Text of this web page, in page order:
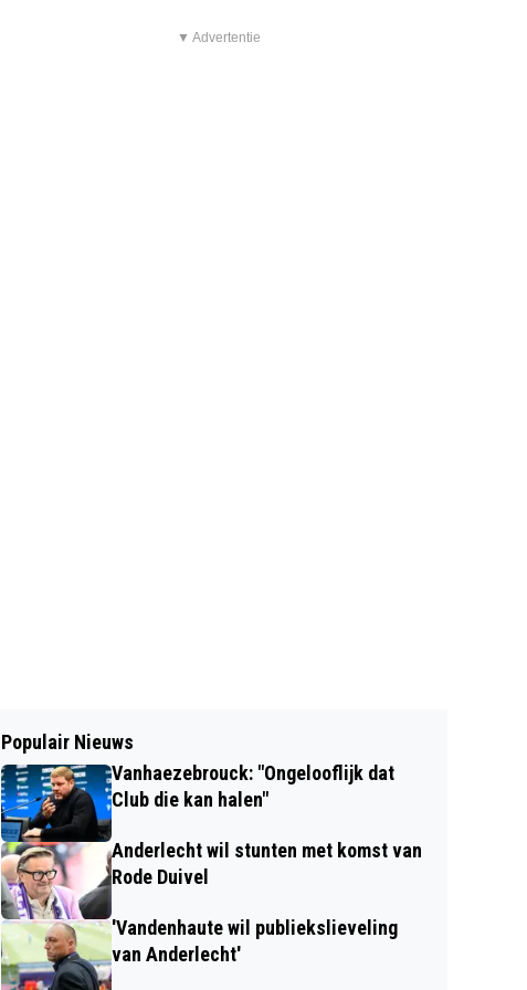
▼ Advertentie
Populair Nieuws
Vanhaezebrouck: "Ongelooflijk dat
Club die kan halen"
Anderlecht wil stunten met komst van
Rode Duivel
'Vandenhaute wil publiekslieveling
van Anderlecht'